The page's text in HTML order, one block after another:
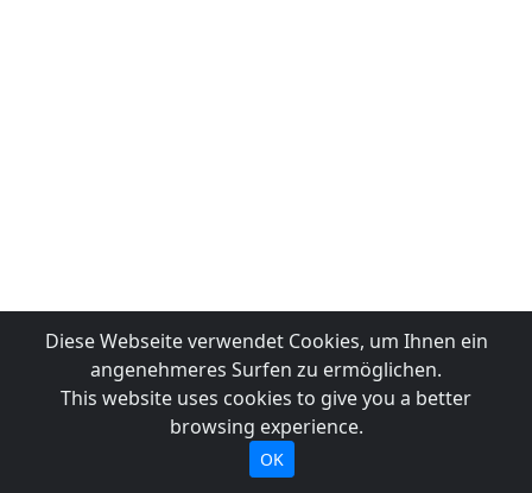
Diese Webseite verwendet Cookies, um Ihnen ein
angenehmeres Surfen zu ermöglichen.
This website uses cookies to give you a better
browsing experience.
OK